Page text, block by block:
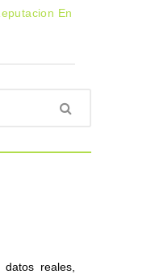
En
reales,